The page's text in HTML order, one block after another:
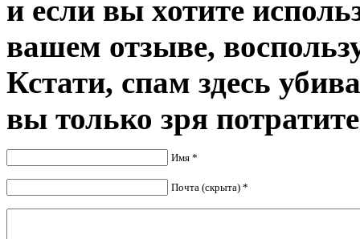
и если вы хотите
вашем отзыве,
Кстати, спам здесь
вы только зря
Имя *
Почта (скрыта) *